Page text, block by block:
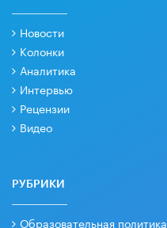
Новости
Колонки
Аналитика
Интервью
Рецензии
Видео
РУБРИКИ
Образовательная политика